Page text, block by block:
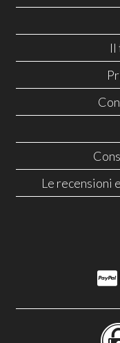
Il
Le recensioni